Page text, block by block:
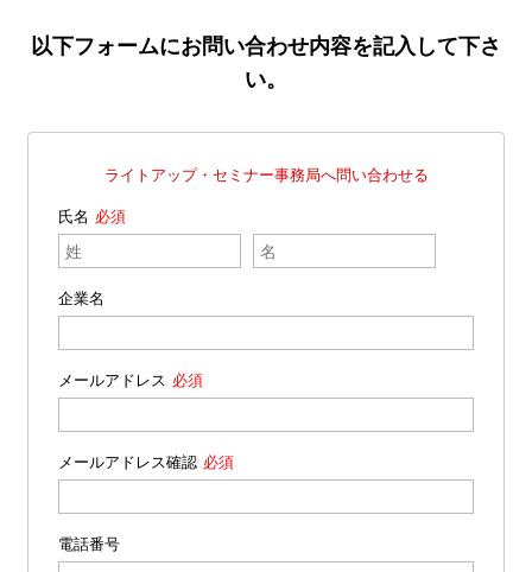
以下フォームにお問い合わせ内容を記入して下さ
い。
ライトアップ・セミナー事務局へ問い合わせる
氏名
企業名
メールアドレス
メールアドレス確認
電話番号